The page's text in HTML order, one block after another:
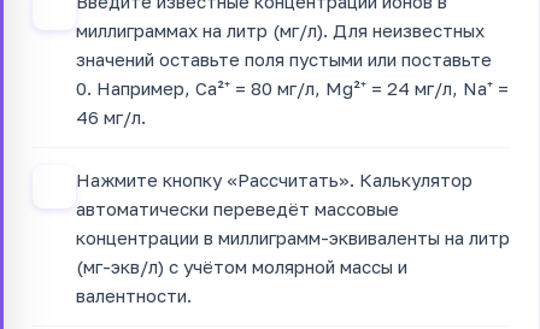
миллиграммах на литр (мг/л). Для неизвестных
значений оставьте поля пустыми или поставьте
0. Например, Ca²⁺ = 80 мг/л, Mg²⁺ = 24 мг/л, Na⁺ =
46 мг/л.
Нажмите кнопку «Рассчитать». Калькулятор
автоматически переведёт массовые
концентрации в миллиграмм-эквиваленты на литр
(мг-экв/л) с учётом молярной массы и
валентности.